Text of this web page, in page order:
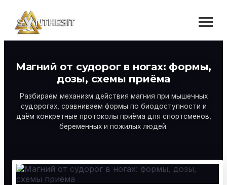
Магний от судорог в ногах: формы,
дозы, схемы приёма
Разбираем механизм действия магния при мышечных
судорогах, сравниваем формы по биодоступности и
даём конкретные протоколы приёма для спортсменов,
беременных и пожилых людей.